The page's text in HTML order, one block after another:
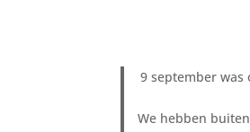
9 september was
We hebben